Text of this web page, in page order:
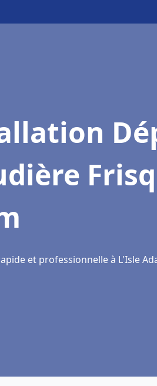
et professionnelle à L'Isle